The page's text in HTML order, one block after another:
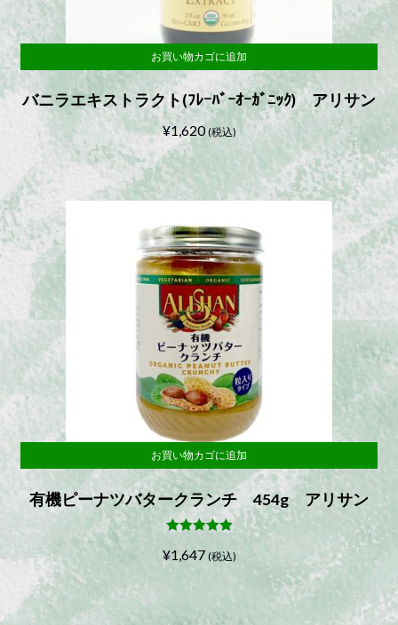
バニラエキストラクト(ﾌﾚｰﾊﾞｰｵｰｶﾞﾆｯｸ) アリサン
¥1,620 (税込)
お買い物カゴに追加
有機ピーナツバタークランチ 454g アリサン
の評価
¥1,647 (税込)
お買い物カゴに追加